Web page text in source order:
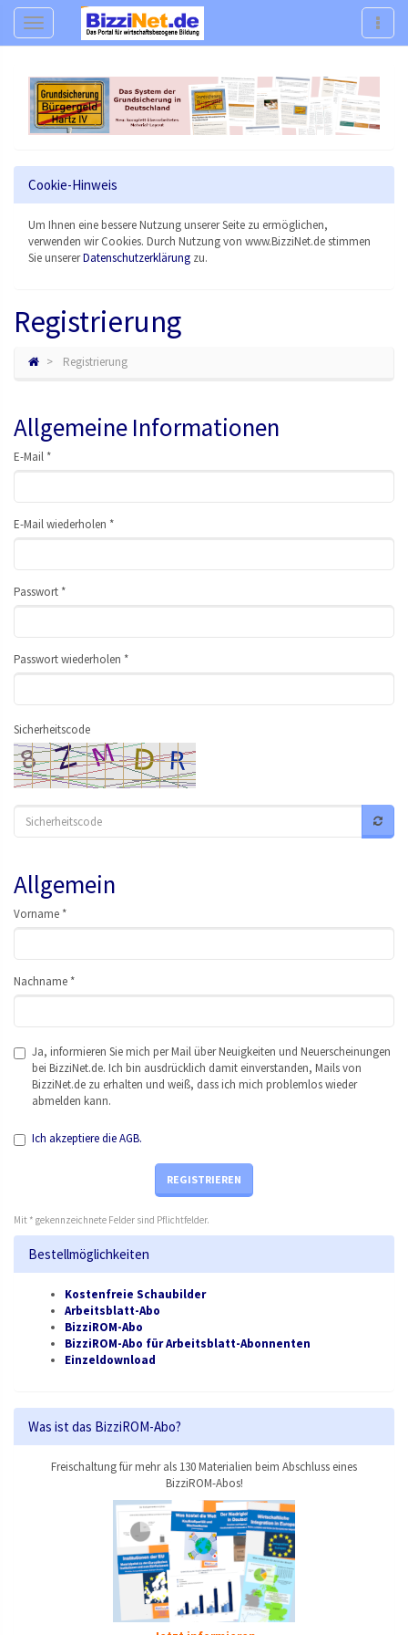
Navigation
Cookie-Hinweis
Um Ihnen eine bessere Nutzung unserer Seite zu ermöglichen,
verwenden wir Cookies. Durch Nutzung von www.BizziNet.de stimmen
Sie unsererDatenschutzerklärung zu.
Registrierung
Registrierung
Allgemeine Informationen
E-Mail *
E-Mail wiederholen *
Passwort *
Passwort wiederholen *
Sicherheitscode
Allgemein
Vorname *
Nachname *
Ja, informieren Sie mich per Mail über Neuigkeiten und Neuerscheinungen
bei BizziNet.de. Ich bin ausdrücklich damit einverstanden, Mails von
BizziNet.de zu erhalten und weiß, dass ich mich problemlos wieder
abmelden kann.
Ich akzeptiere die AGB.
REGISTRIEREN
Mit * gekennzeichnete Felder sind Pflichtfelder.
Bestellmöglichkeiten
Kostenfreie Schaubilder
Arbeitsblatt-Abo
BizziROM-Abo
BizziROM-Abo für Arbeitsblatt-Abonnenten
Einzeldownload
Was ist das BizziROM-Abo?
Freischaltung für mehr als 130 Materialien beim Abschluss eines
BizziROM-Abos!